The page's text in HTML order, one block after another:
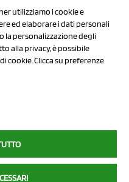
All rights reserved
diNCX DRAHORAD
utilizziamo i cookie e
ed elaborare i dati personali
la personalizzazione degli
alla privacy, è possibile
cookie. Clicca su preferenze